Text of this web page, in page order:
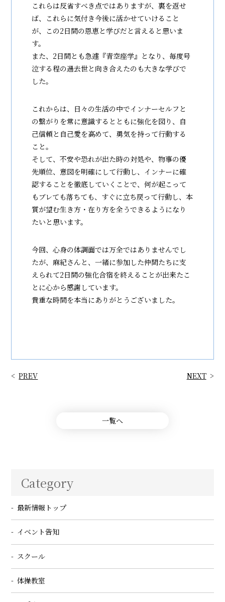
これらは反省すべき点ではありますが、裏を返せ
ば、これらに気付き今後に活かせていけること
が、この2日間の恩恵と学びだと言えると思いま
す。
また、2日間とも急遽『青空座学』となり、毎度号
泣する程の過去世と向き合えたのも大きな学びで
した。
これからは、日々の生活の中でインナーセルフと
の繋がりを常に意識するとともに強化を図り、自
己信頼と自己愛を高めて、勇気を持って行動する
こと。
そして、不安や恐れが出た時の対処や、物事の優
先順位、意図を明確にして行動し、インナーに確
認することを徹底していくことで、何が起こって
もブレても落ちても、すぐに立ち戻って行動し、本
質が望む生き方・在り方を全うできるようになり
たいと思います。
今回、心身の体調面では万全ではありませんでし
たが、麻紀さんと、一緒に参加した仲間たちに支
えられて2日間の強化合宿を終えることが出来たこ
とに心から感謝しています。
貴重な時間を本当にありがとうございました。
PREV NEXT
一覧へ
Category
最新情報トップ
イベント告知
スクール
体操教室